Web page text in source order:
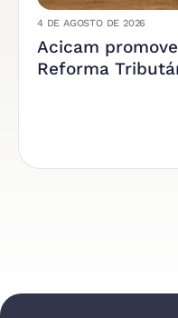
4 DE AGOSTO DE 2026
Acicam
Reforma